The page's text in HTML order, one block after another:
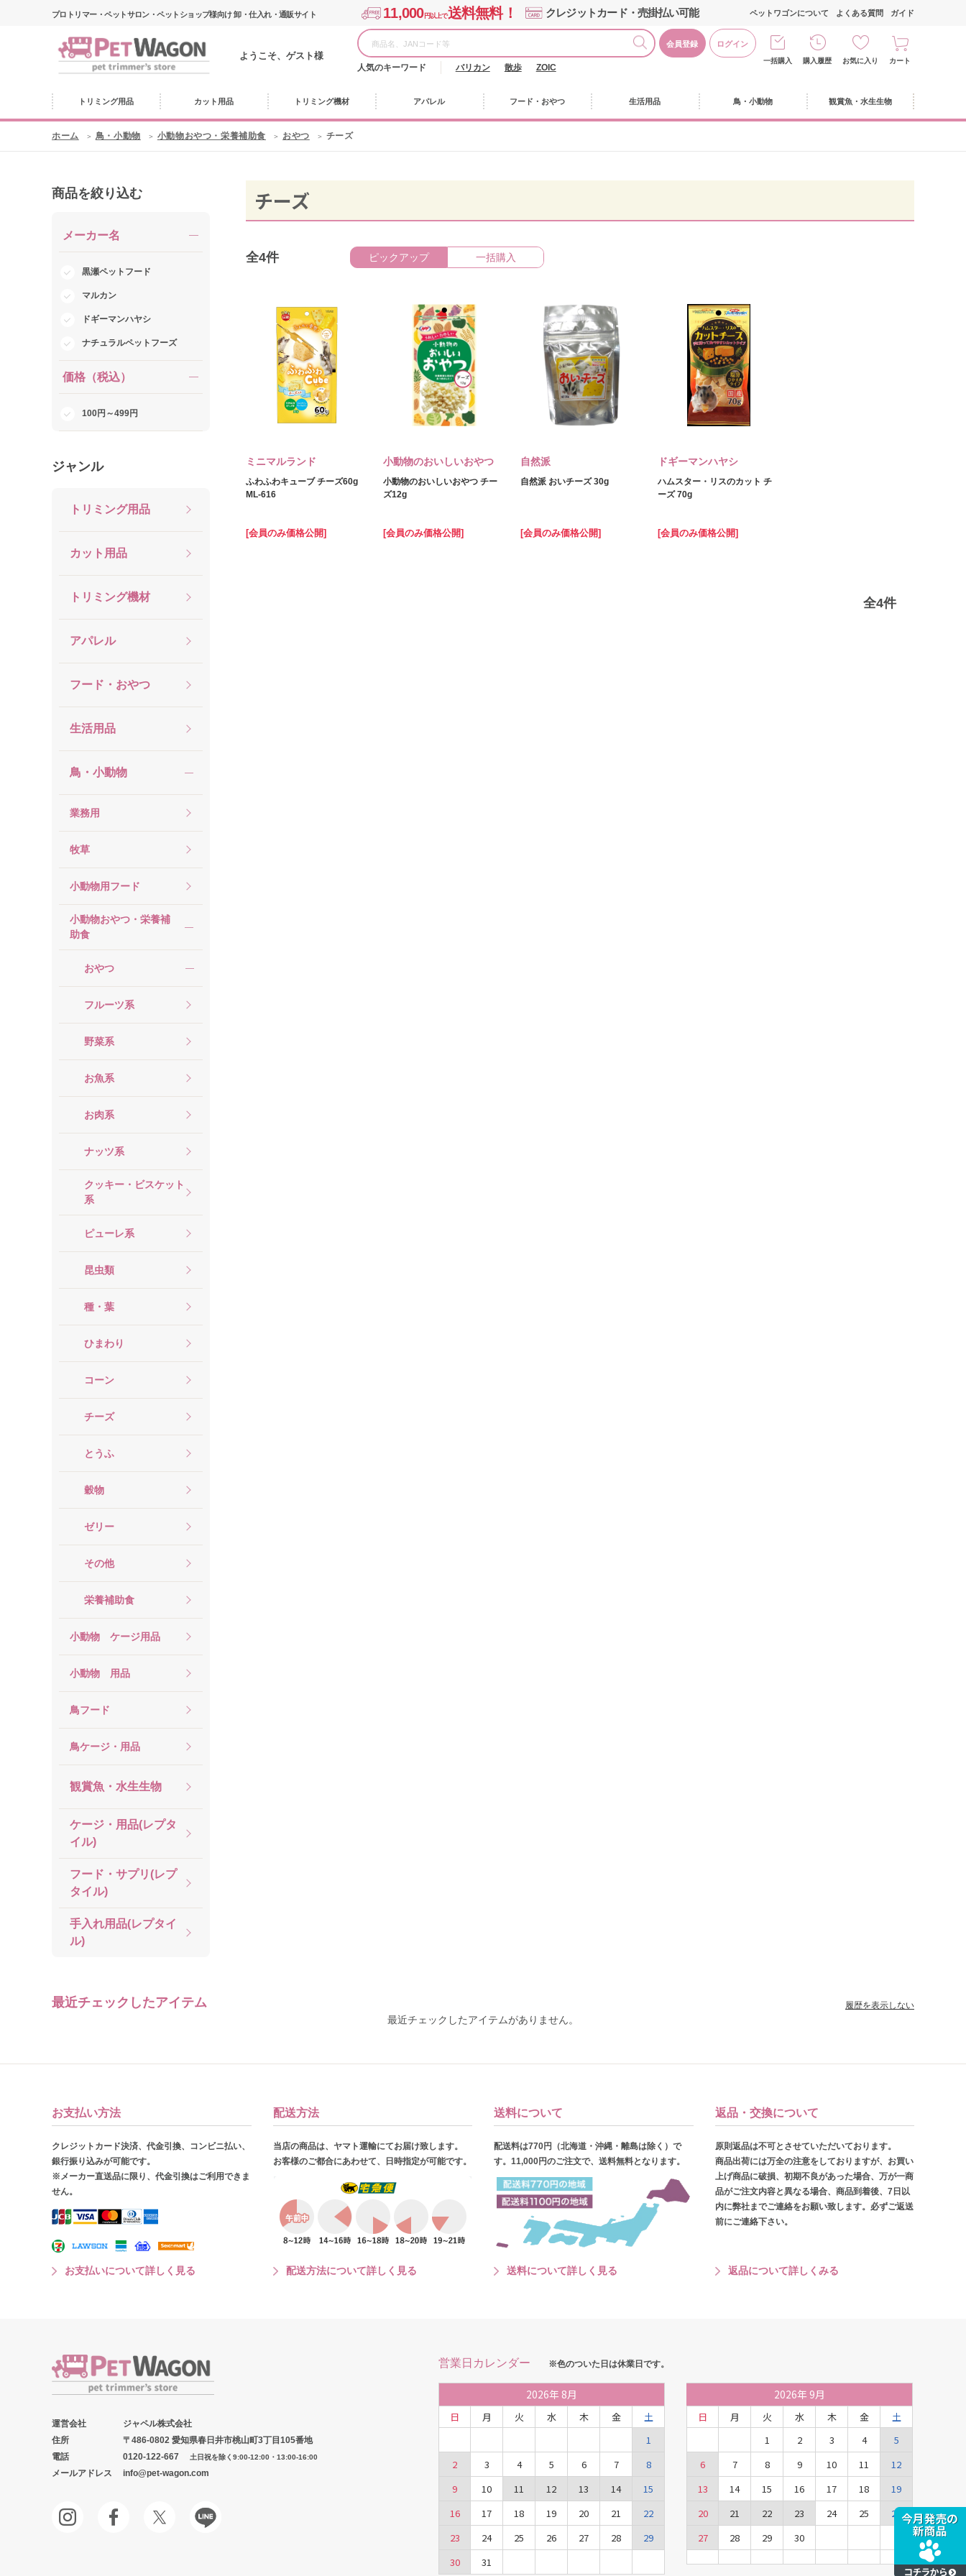
プロトリマー・ペットサロン・ペットショップ様向け 卸・仕入れ・通販サイト 11,000円以上で送料無料！ クレジットカード・売掛払い可能
ようこそ、ゲスト様
会員登録 ログイン
人気のキーワード バリカン 散歩 ZOIC
ペットワゴンについて よくある質問 ガイド
一括購入 購入履歴 お気に入り カート
トリミング用品 カット用品 トリミング機材 アパレル フード・おやつ 生活用品 鳥・小動物 観賞魚・水生生物
ホーム 鳥・小動物 小動物おやつ・栄養補助食 おやつ チーズ
商品を絞り込む
メーカー名
黒瀬ペットフード
マルカン
ドギーマンハヤシ
ナチュラルペットフーズ
価格（税込）
100円～499円
ジャンル
トリミング用品
カット用品
トリミング機材
アパレル
フード・おやつ
生活用品
鳥・小動物
業務用
牧草
小動物用フード
小動物おやつ・栄養補
助食
おやつ
フルーツ系
野菜系
お魚系
お肉系
ナッツ系
クッキー・ビスケット
系
ピューレ系
昆虫類
種・葉
ひまわり
コーン
チーズ
とうふ
穀物
ゼリー
その他
栄養補助食
小動物 ケージ用品
小動物 用品
鳥フード
鳥ケージ・用品
観賞魚・水生生物
ケージ・用品(レプタ
イル)
フード・サプリ(レプ
タイル)
手入れ用品(レプタイ
ル)
チーズ
全4件 ピックアップ 一括購入
ミニマルランド
ふわふわキューブ チーズ60g
ML‐616
[会員のみ価格公開]
小動物のおいしいおやつ
小動物のおいしいおやつ チー
ズ12g
[会員のみ価格公開]
自然派
自然派 おいチーズ 30g
[会員のみ価格公開]
ドギーマンハヤシ
ハムスター・リスのカット チ
ーズ 70g
[会員のみ価格公開]
全4件
最近チェックしたアイテム
最近チェックしたアイテムがありません。
履歴を表示しない
お支払い方法
クレジットカード決済、代金引換、コンビニ払い、
銀行振り込みが可能です。
※メーカー直送品に限り、代金引換はご利用できま
せん。
お支払いについて詳しく見る
配送方法
当店の商品は、ヤマト運輸にてお届け致します。
お客様のご都合にあわせて、日時指定が可能です。
配送方法について詳しく見る
送料について
配送料は770円（北海道・沖縄・離島は除く）で
す。11,000円のご注文で、送料無料となります。
送料について詳しく見る
返品・交換について
原則返品は不可とさせていただいております。
商品出荷には万全の注意をしておりますが、お買い
上げ商品に破損、初期不良があった場合、万が一商
品がご注文内容と異なる場合、商品到着後、7日以
内に弊社までご連絡をお願い致します。必ずご返送
前にご連絡下さい。
返品について詳しくみる
運営会社
ジャペル株式会社
住所
〒486-0802 愛知県春日井市桃山町3丁目105番地
電話
0120-122-667 土日祝を除く9:00-12:00・13:00-16:00
メールアドレス info@pet-wagon.com
営業日カレンダー ※色のついた日は休業日です。
2026年 8月
日 月 火 水 木 金
土
1
2
3 4 5 6 7
8
9
10 11 12 13 14
15
16
17 18 19 20 21
22
23
24 25 26 27 28
29
30
31
2026年 9月
日 月 火 水 木 金
土
1
2 3 4
5
6
7 8 9 10 11
12
13
14 15 16 17 18
19
20
21 22 23 24 25
26
27
28 29 30